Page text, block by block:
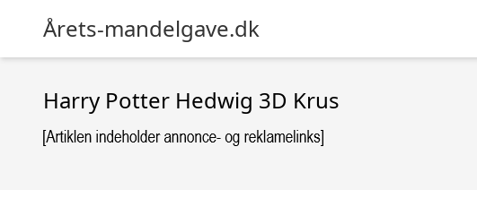
Årets-mandelgave.dk
Harry Potter Hedwig 3D Krus